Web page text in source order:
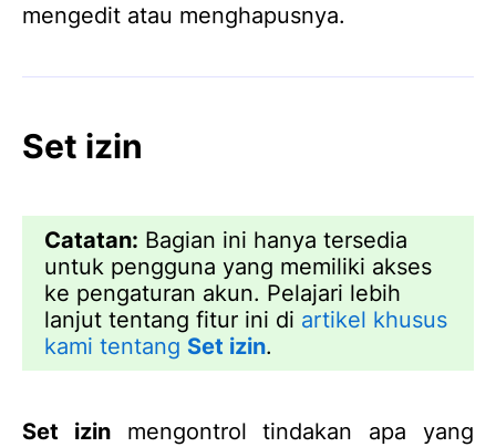
mengedit atau menghapusnya.
Set izin
Catatan: Bagian ini hanya tersedia
untuk pengguna yang memiliki akses
ke pengaturan akun. Pelajari lebih
lanjut tentang fitur ini di artikel khusus
kami tentang Set izin.
Set izinmengontrol tindakan apa yang